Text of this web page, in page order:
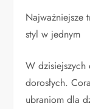
Najważniejsze
styl w jednym
W dzisiejszych
dorosłych.
ubraniom dla